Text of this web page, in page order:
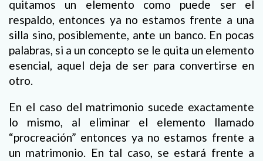
quitamos un elemento como puede ser el
respaldo, entonces ya no estamos frente a una
silla sino, posiblemente, ante un banco. En pocas
palabras, si a un concepto se le quita un elemento
esencial, aquel deja de ser para convertirse en
otro.
En el caso del matrimonio sucede exactamente
lo mismo, al eliminar el elemento llamado
“procreación” entonces ya no estamos frente a
un matrimonio. En tal caso, se estará frente a